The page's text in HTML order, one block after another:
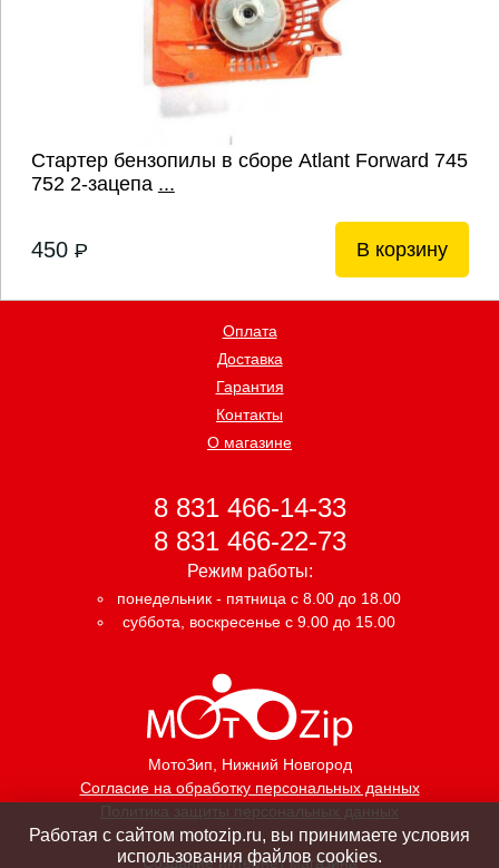
Стартер бензопилы в сборе Atlant Forward 745
752 2-зацепа ...
450 P В корзину
МотоЗип, Нижний Новгород
Согласие на обработку персональных данных
Политика защиты персональных данных
Оплата
Доставка
Гарантия
Контакты
О магазине
8 831 466-14-33
8 831 466-22-73
Режим работы:
понедельник - пятница с 8.00 до 18.00
суббота, воскресенье с 9.00 до 15.00
Создание интернет магазина
Работая с сайтом motozip.ru, вы принимаете условия
использования файлов cookies.